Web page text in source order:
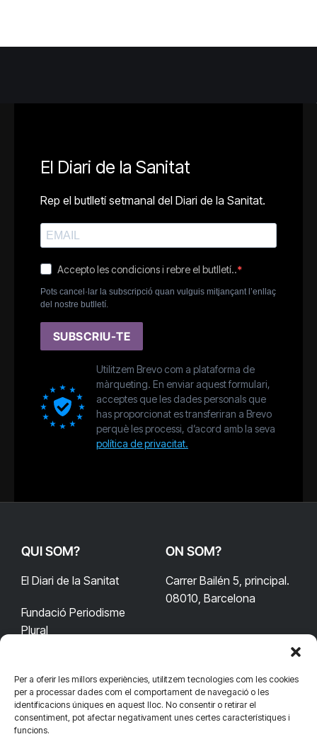
Per a oferir les millors experiències, utilitzem tecnologies com les cookies
per a processar dades com el comportament de navegació o les
identificacions úniques en aquest lloc. No consentir o retirar el
consentiment, pot afectar negativament unes certes característiques i
funcions.
El Diari de la Sanitat
Rep el butlletí setmanal del Diari de la Sanitat.
Accepto les condicions i rebre el butlletí..
Pots cancel·lar la subscripció quan vulguis mitjançant l’enllaç
del nostre butlletí.
SUBSCRIU-TE
Utilitzem Brevo com a plataforma de
màrqueting. En enviar aquest formulari,
acceptes que les dades personals que
has proporcionat es transferiran a Brevo
perquè les processi, d’acord amb la seva
política de privacitat.
QUI SOM?
El Diari de la Sanitat
Fundació Periodisme
Plural
ON SOM?
Carrer Bailén 5, principal.
08010, Barcelona
CONTACTA'NS
redaccio@diarisanitat.cat
CONNECTA